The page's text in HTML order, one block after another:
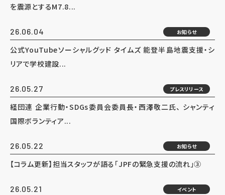
を震源とするM7.8...
26.06.04 お知らせ
公式YouTubeソーシャルグッド タイムズ 能登半島地震支援・シ
リアで学校建設...
26.05.27 プレスリリース
経団連 企業行動・SDGs委員会委員長・西澤敬二氏、 シャンティ
国際ボランティア...
26.05.22 お知らせ
【コラム更新】担当スタッフが語る「JPFの緊急支援の流れ」③
26.05.21 イベント